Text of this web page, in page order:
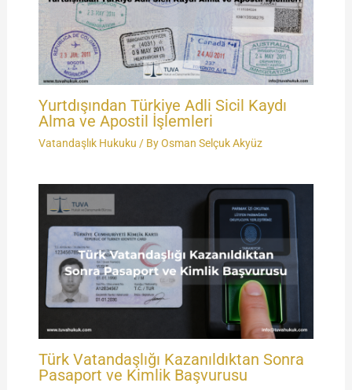
Yurtdışından Türkiye Adli Sicil Kaydı
Alma ve Apostil İşlemleri
Vatandaşlık Hukuku / ByOsman Selçuk Akyüz
Türk Vatandaşlığı Kazanıldıktan Sonra
Pasaport ve Kimlik Başvurusu